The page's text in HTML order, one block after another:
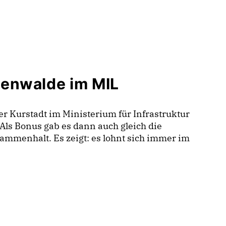
im MIL
Kurstadt im Ministerium für Infrastruktur
Bonus gab es dann auch gleich die
Es zeigt: es lohnt sich immer im